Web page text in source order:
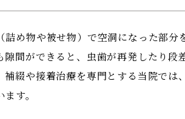
め物や被せ物）で空洞になった部分
間ができると、虫歯が再発したり段
綴や接着治療を専門とする当院では
す。